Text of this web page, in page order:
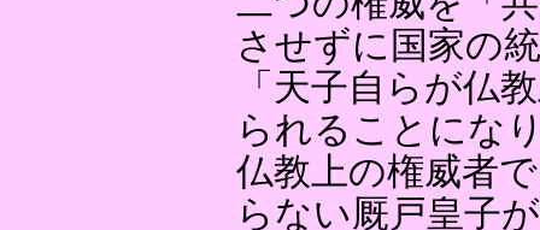
させずに国家の
「天子自らが仏
られることにな
仏教上の権威者
らない厩戸皇子